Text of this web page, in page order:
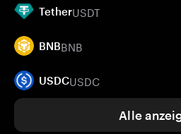
TetherUSDT
BNBBNB
USDCUSDC
Alle